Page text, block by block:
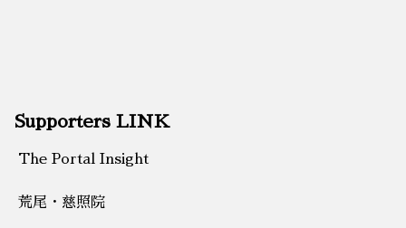
Supporters LINK
The Portal Insight
荒尾・慈照院